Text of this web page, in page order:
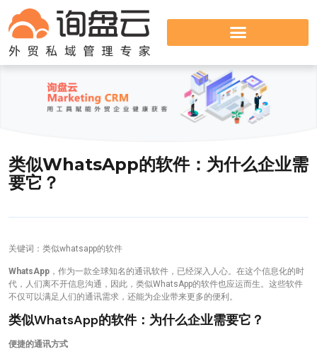
类似WhatsApp的软件：为什么企业需
要它？
关键词：类似whatsapp的软件
WhatsApp ，作为一款全球知名的通讯软件，已经深入人心。在这个信息化的时
代，人们离不开信息沟通，因此，类似WhatsApp的软件也应运而生。这些软件
不仅可以满足人们的通讯需求，还能为企业带来更多的便利。
类似WhatsApp的软件：为什么企业需要它？
便捷的通讯方式